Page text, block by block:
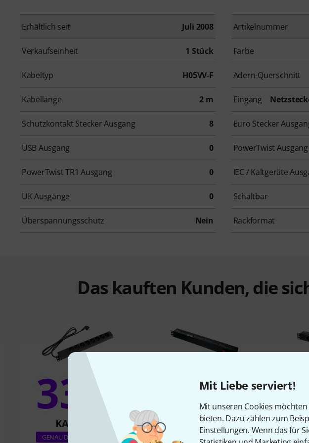
Mit Liebe serviert!
Mit unseren Cookies
bieten. Dazu zählen zum
Einstellungen. Wenn das für
Erhältlich seit Juli 2008 Artikelnummer
Verkaufseinheit 1 Stück Farbe
Kabeltyp H05VV-F Adern-Querschnitt
Kabellänge 2 m Eingang
Schutzkontakt Stecker Ausgang 8 Euro Stecker
USB Ausgang 0 PowerTwist Ausgang
PowerTwist TR1 Ausgang 0 IEC / Kaltgeräte
UK Ausgänge 0 Schaltbar
Überspannungsschutz Nein Rackformat
Das kauften Kunden, die
33%
KAUFTEN
GENAU DIESES PRODUKT
10%
KAUFTEN
the t.racks Power 8 S